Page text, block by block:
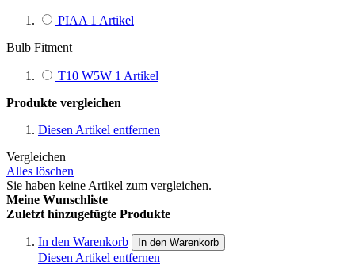
PIAA 1 Artikel
Bulb Fitment
T10 W5W 1 Artikel
Produkte vergleichen
Diesen Artikel entfernen
Vergleichen
Alles löschen
Sie haben keine Artikel zum vergleichen.
Meine Wunschliste
Zuletzt hinzugefügte Produkte
In den Warenkorb In den Warenkorb
Diesen Artikel entfernen